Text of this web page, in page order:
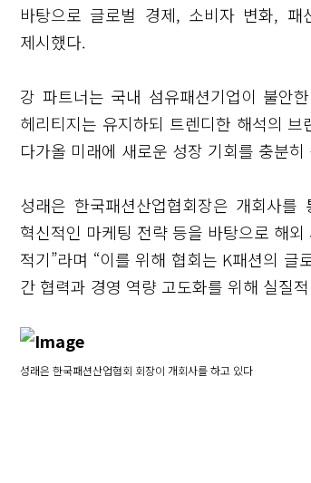
바탕으로 글로벌 경제, 소비자 변화,
제시했다.
강 파트너는 국내 섬유패션기업이 불
헤리티지는 유지하되 트렌디한 해석의
다가올 미래에 새로운 성장 기회를 충분
성래은 한국패션산업협회장은 개회사
혁신적인 마케팅 전략 등을 바탕으로 해
적기”라며 “이를 위해 협회는 K패션의
간 협력과 경영 역량 고도화를 위해 실질
성래은 한국패션산업협회 회장이 개회사를 하고 있다